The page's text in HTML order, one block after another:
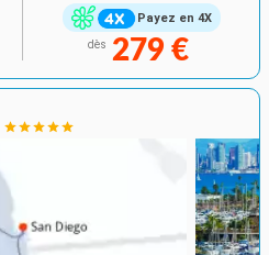
Payez en 4X
dès 279 €